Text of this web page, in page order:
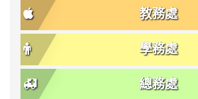
教務處
學務處
總務處